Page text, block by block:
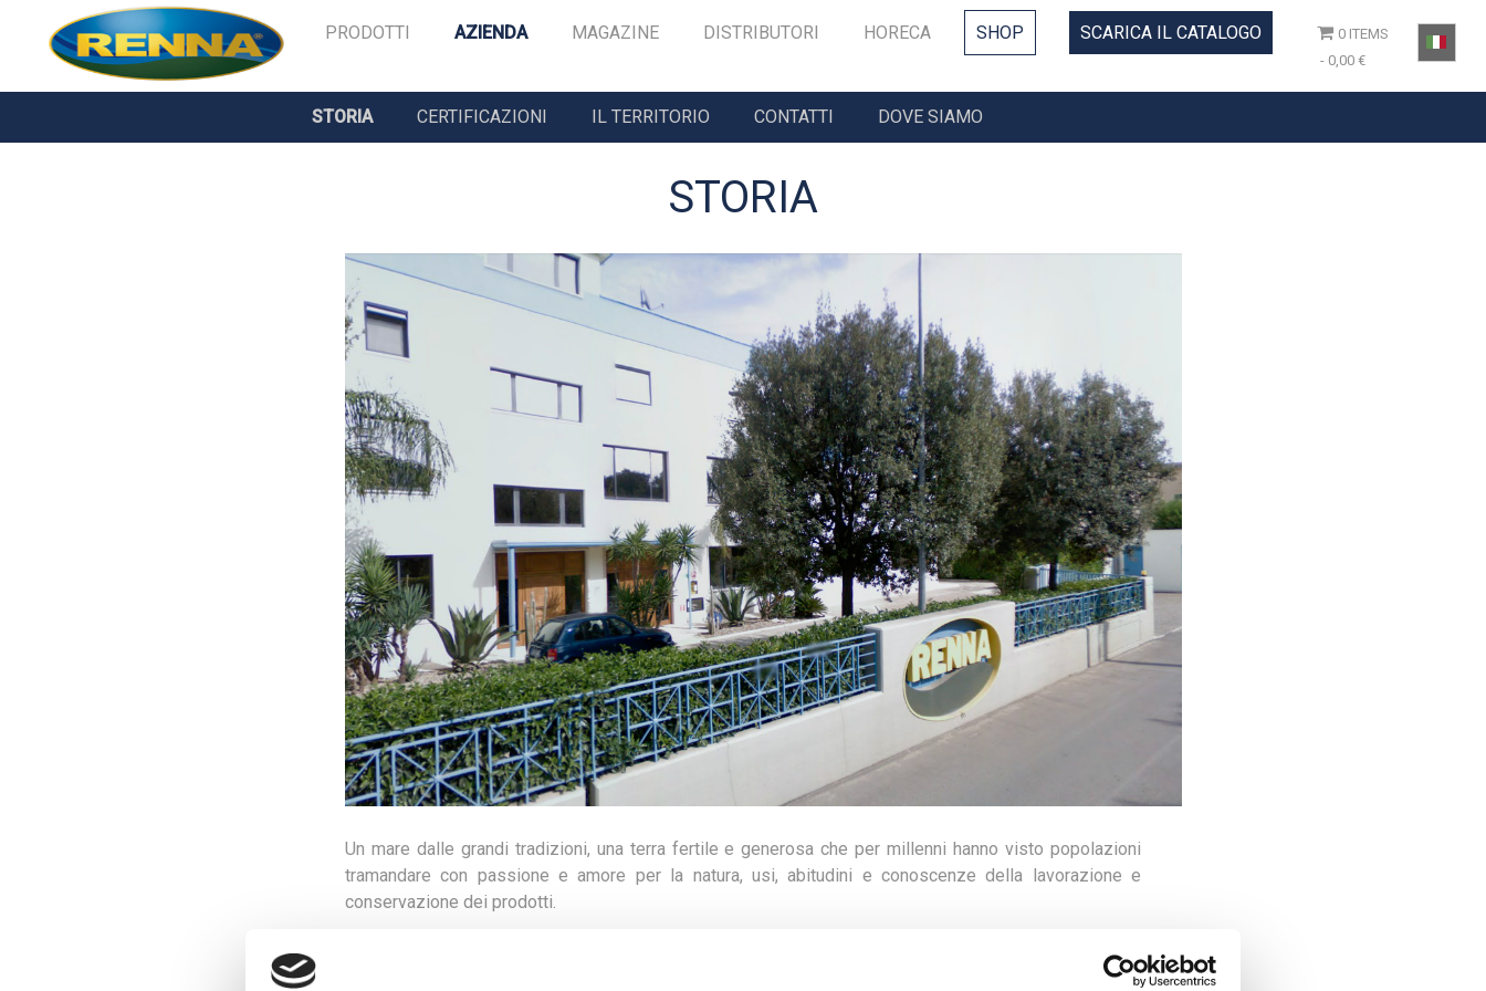
PRODOTTI AZIENDA MAGAZINE DISTRIBUTORI HORECA SHOP SCARICA IL CATALOGO
0 ITEMS
0,00 €
STORIA CERTIFICAZIONI IL TERRITORIO CONTATTI DOVE SIAMO
STORIA
Un mare dalle grandi tradizioni, una terra fertile e generosa che per millenni hanno visto popolazioni
tramandare con passione e amore per la natura, usi, abitudini e conoscenze della lavorazione e
conservazione dei prodotti.
L’azienda Renna s.r.l. ha fatto proprie tutte queste esperienze, confezionando da generazioni le sue